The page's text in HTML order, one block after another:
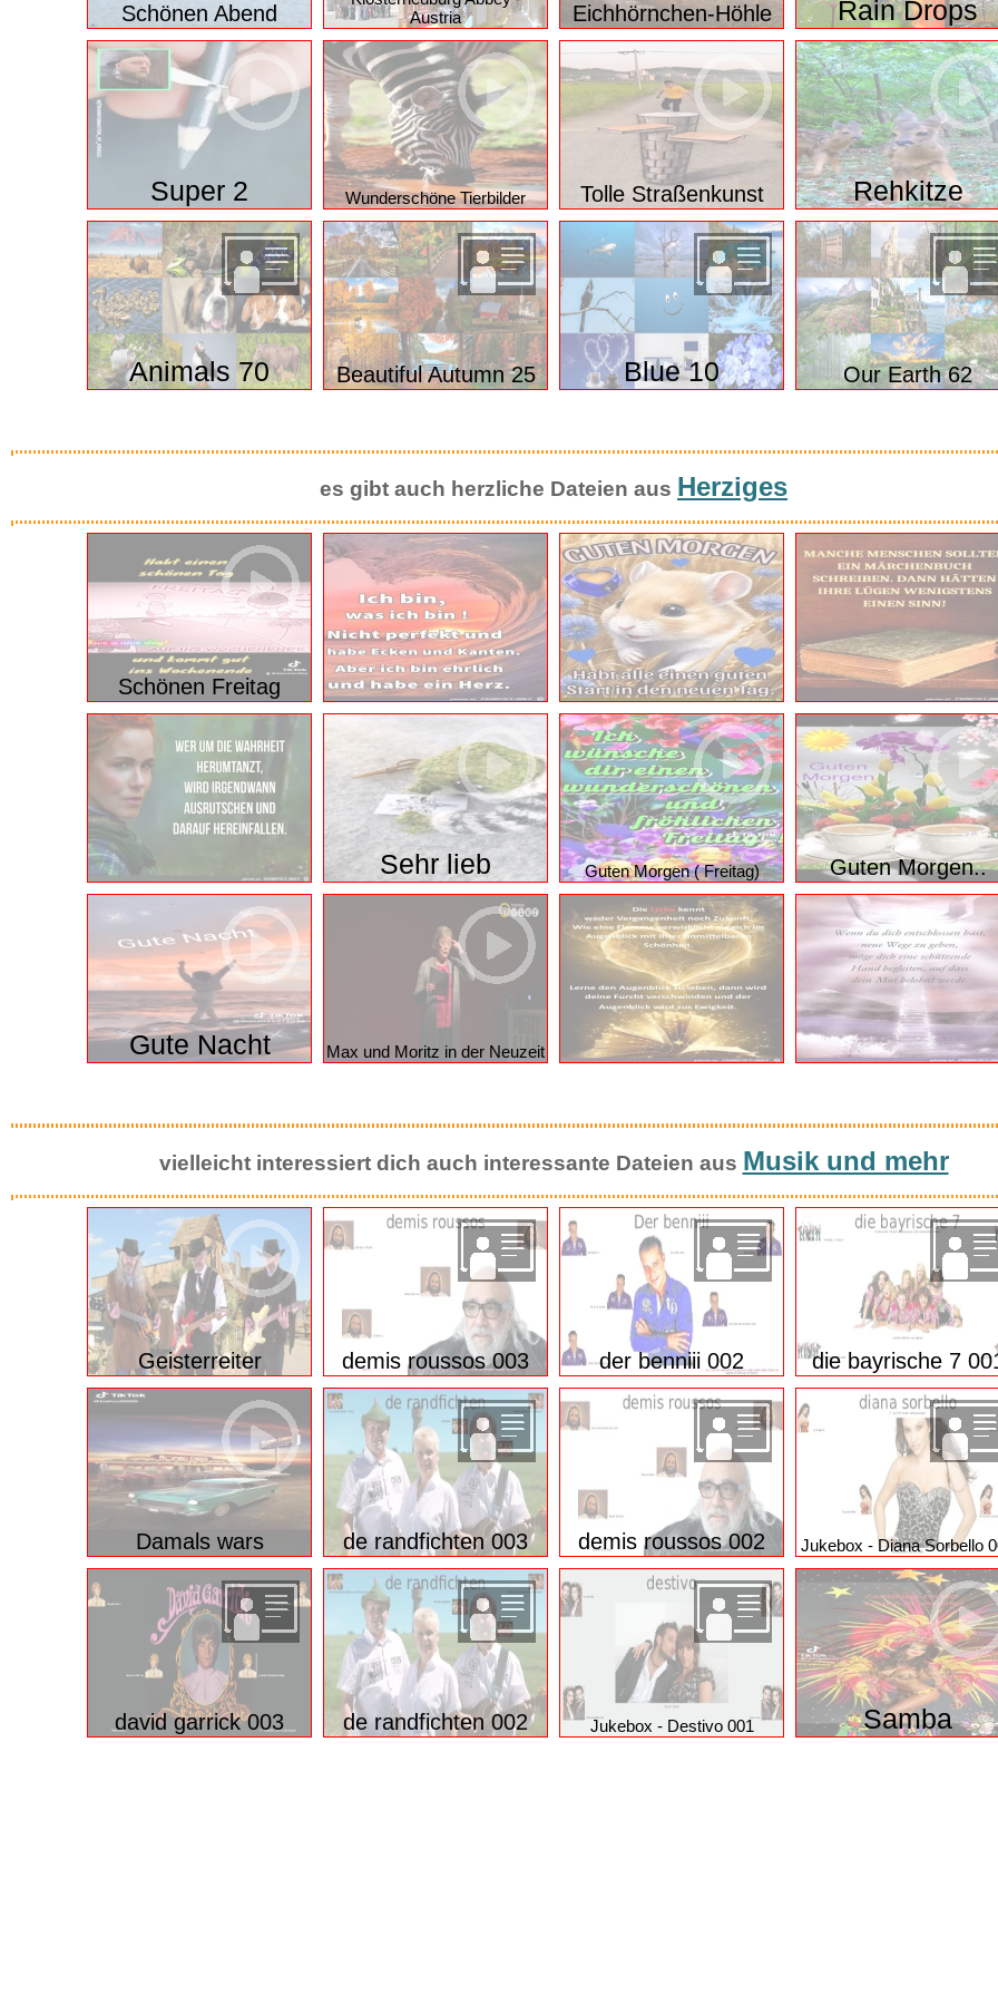
oder vielleicht ein paar interessante Dateien ausschöne Digitalbilder
Schönen Abend
Klosterneuburg Abbey -
Austria
Eichhörnchen-Höhle Rain Drops
Animals 70 Beautiful Autumn 25 Blue 10 Our Earth 62
es gibt auch herzliche Dateien ausHerziges
Schönen Freitag
Gute Nacht Max und Moritz in der Neuzeit
vielleicht interessiert dich auch interessante Dateien ausMusik und mehr
Geisterreiter demis roussos 003 der benniii 002 die bayrische 7